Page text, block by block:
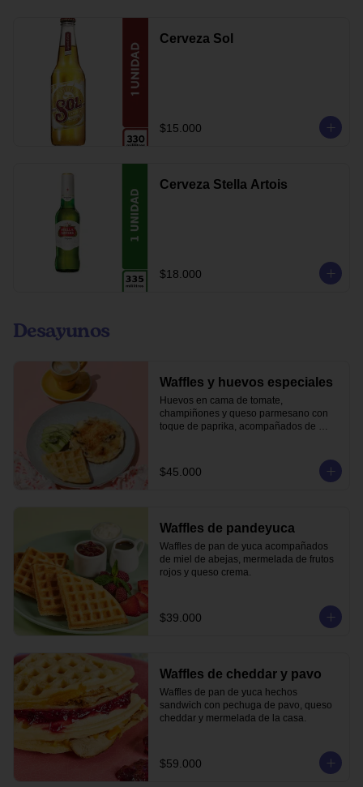
Cerveza Sol
$15.000
Cerveza Stella Artois
$18.000
Desayunos
Waffles y huevos especiales
Huevos en cama de tomate,
champiñones y queso parmesano con
toque de paprika, acompañados de
$45.000
Waffles de pandeyuca
Waffles de pan de yuca acompañados
de miel de abejas, mermelada de frutos
rojos y queso crema.
$39.000
Waffles de cheddar y pavo
Waffles de pan de yuca hechos
sandwich con pechuga de pavo, queso
cheddar y mermelada de la casa.
$59.000